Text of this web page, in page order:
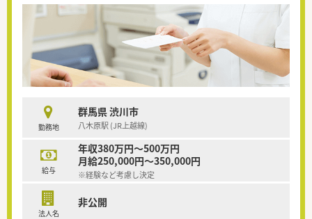
勤務地
群馬県 渋川市
八木原駅 (JR上越線)
給与
年収380万円～500万円
月給250,000円～350,000円
※経験など考慮し決定
法人名
非公開